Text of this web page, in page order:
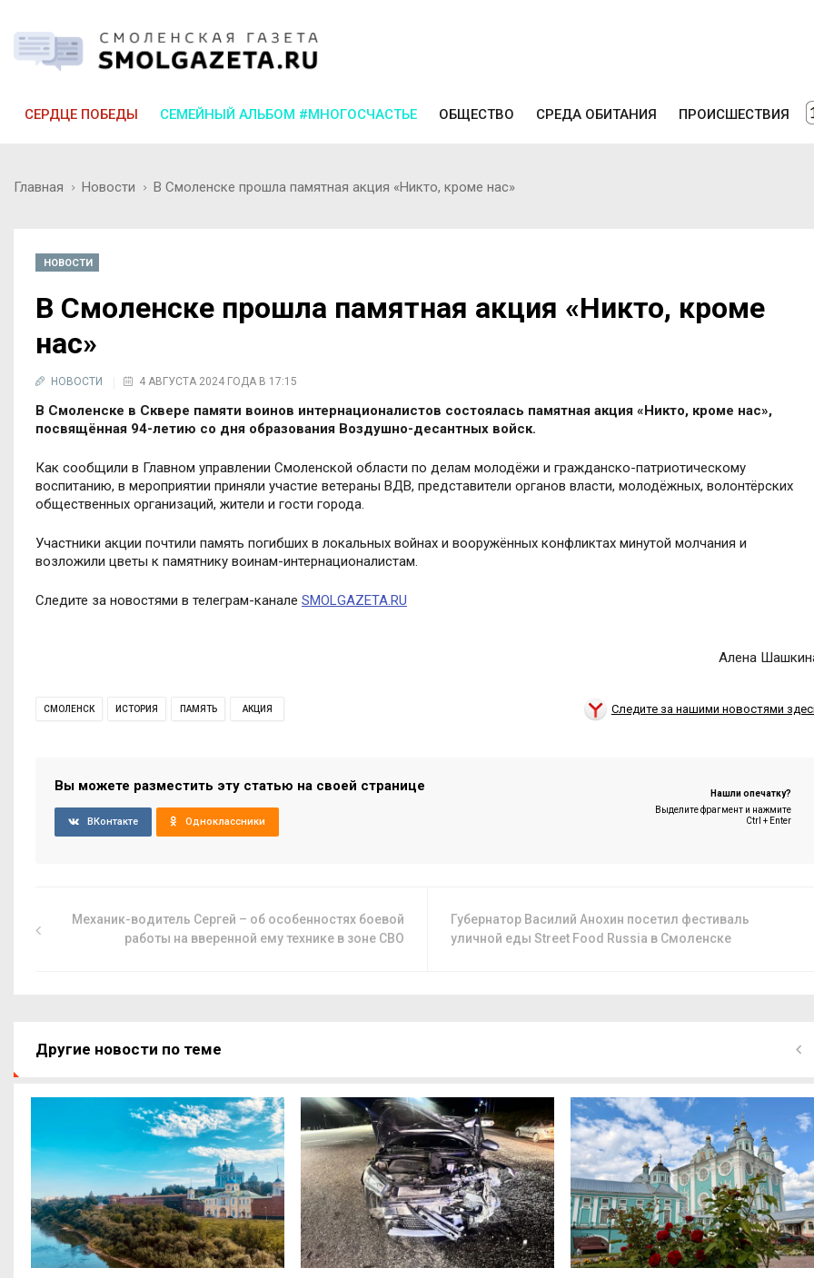
СЕРДЦЕ ПОБЕДЫ СЕМЕЙНЫЙ АЛЬБОМ #МНОГОСЧАСТЬЕ ОБЩЕСТВО СРЕДА ОБИТАНИЯ ПРОИСШЕСТВИЯ
Главная Новости В Смоленске прошла памятная акция «Никто, кроме нас»
НОВОСТИ
В Смоленске прошла памятная акция «Никто, кроме
нас»
НОВОСТИ 4 АВГУСТА 2024 ГОДА В 17:15
В Смоленске в Сквере памяти воинов интернационалистов состоялась памятная акция «Никто, кроме нас»,
посвящённая 94-летию со дня образования Воздушно-десантных войск.
Как сообщили в Главном управлении Смоленской области по делам молодёжи и гражданско-патриотическому
воспитанию, в мероприятии приняли участие ветераны ВДВ, представители органов власти, молодёжных, волонтёрских
общественных организаций, жители и гости города.
Участники акции почтили память погибших в локальных войнах и вооружённых конфликтах минутой молчания и
возложили цветы к памятнику воинам-интернационалистам.
Следите за новостями в телеграм-канале SMOLGAZETA.RU
Алена
СМОЛЕНСК ИСТОРИЯ ПАМЯТЬ АКЦИЯ Следите за нашими новостями
Вы можете разместить эту статью на своей странице
ВКонтакте Одноклассники
Нашли опечатку?
Выделите фрагмент и нажмите
Ctrl + Enter
Механик-водитель Сергей – об особенностях боевой
работы на вверенной ему технике в зоне СВО
Губернатор Василий Анохин посетил фестиваль
уличной еды Street Food Russia в Смоленске
Другие новости по теме